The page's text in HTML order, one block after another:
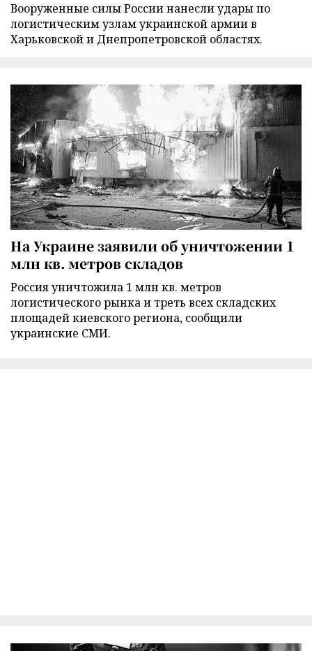
Вооруженные силы России нанесли удары по
логистическим узлам украинской армии в
Харьковской и Днепропетровской областях.
На Украине заявили об уничтожении 1
млн кв. метров складов
Россия уничтожила 1 млн кв. метров
логистического рынка и треть всех складских
площадей киевского региона, сообщили
украинские СМИ.